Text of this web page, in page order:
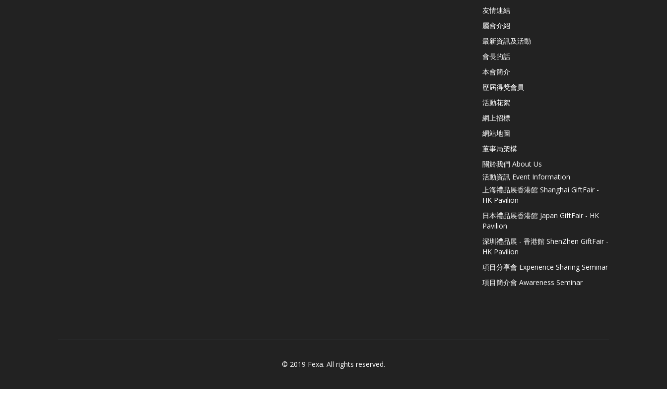
友情連結
屬會介紹
最新資訊及活動
會長的話
本會簡介
歷屆得獎會員
活動花絮
網上招標
網站地圖
董事局架構
關於我們 About Us
活動資訊 Event Information
上海禮品展香港館 Shanghai GiftFair -
HK Pavilion
日本禮品展香港館 Japan GiftFair - HK
Pavilion
深圳禮品展 - 香港館 ShenZhen GiftFair -
HK Pavilion
項目分享會 Experience Sharing Seminar
項目簡介會 Awareness Seminar
© 2019 Fexa. All rights reserved.